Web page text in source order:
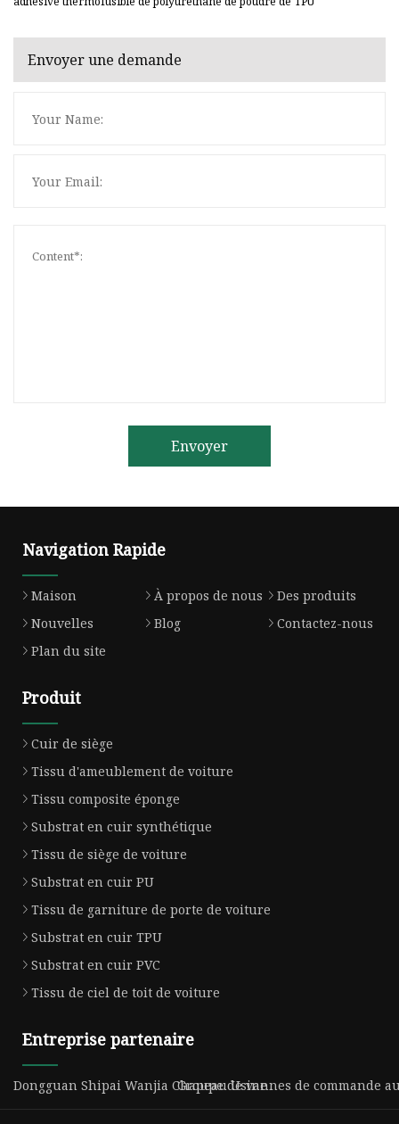
Envoyer une demande
Envoyer
Navigation Rapide
Maison À propos de nous
Des produits
Nouvelles
Blog
Contactez-nous
Plan du site
Produit
Cuir de siège
Tissu d'ameublement de voiture
Tissu composite éponge
Substrat en cuir synthétique
Tissu de siège de voiture
Substrat en cuir PU
Tissu de garniture de porte de voiture
Substrat en cuir TPU
Substrat en cuir PVC
Tissu de ciel de toit de voiture
Entreprise partenaire
Dongguan Shipai Wanjia Chapeau UsineGroupe de vannes de commande